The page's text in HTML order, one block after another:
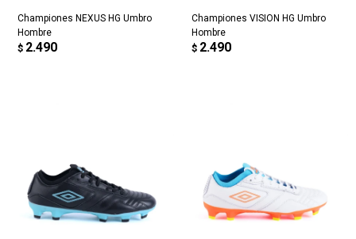
Championes NEXUS HG Umbro
Hombre
$ 2.490
Championes VISION HG Umbro
Hombre
$ 2.490